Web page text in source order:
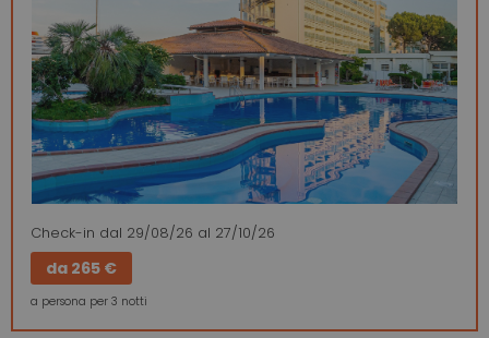
Check-in dal 29/08/26 al 27/10/26
da 265 €
a persona per 3 notti